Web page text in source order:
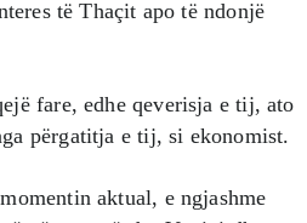
të Thaçit apo të ndonjë
fare, edhe qeverisja e tij, ato
përgatitja e tij, si ekonomist.
aktual, e ngjashme